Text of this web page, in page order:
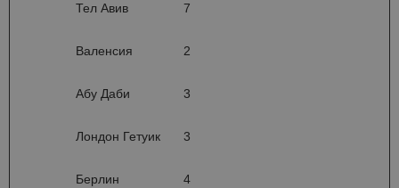
Тел Авив 7
Валенсия 2
Абу Даби 3
Лондон Гетуик 3
Берлин 4